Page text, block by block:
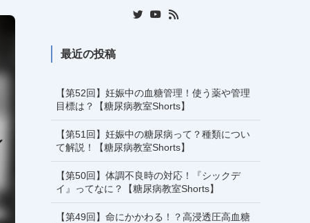
最近の投稿
【第52回】妊娠中の血糖管理！使う薬や管理
目標は？【糖尿病教室Shorts】
【第51回】妊娠中の糖尿病って？種類につい
て解説！【糖尿病教室Shorts】
【第50回】体調不良時の対応！『シックデ
イ』ってなに？【糖尿病教室Shorts】
【第49回】命にかかわる！？高浸透圧高血糖